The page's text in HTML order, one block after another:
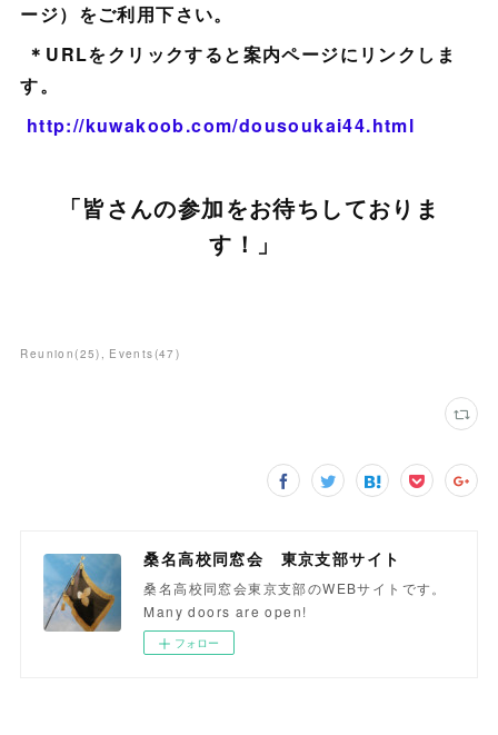
ージ）をご利用下さい。
＊URLをクリックすると案内ページにリンクしま
す。
http://kuwakoob.com/dousoukai44.html
「皆さんの参加をお待ちしておりま
す！」
Reunion(25) Events(47 )
桑名高校同窓会 東京支部サイト
桑名高校同窓会東京支部のWEBサイトです。
Many doors are open!
フォロー